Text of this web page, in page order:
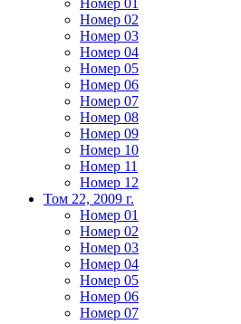
Номер 01
Номер 02
Номер 03
Номер 04
Номер 05
Номер 06
Номер 07
Номер 08
Номер 09
Номер 10
Номер 11
Номер 12
Том 22, 2009 г.
Номер 01
Номер 02
Номер 03
Номер 04
Номер 05
Номер 06
Номер 07